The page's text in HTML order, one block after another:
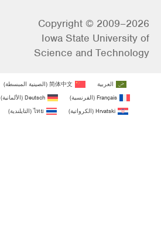
Copyright © 2009–2026
Iowa State University of
Science and Technology
العربية 简体中文
(الصينية المبسطة)
Français
(الفرنسية)
Deutsch
(الألمانية)
Hrvatski
(الكرواتية)
ไทย
(التايلندية)